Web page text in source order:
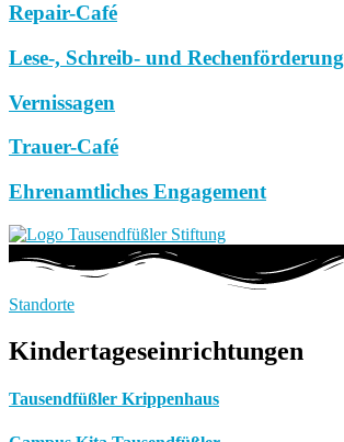
Repair-Café
Lese-, Schreib- und Rechenförderung
Vernissagen
Trauer-Café
Ehrenamtliches Engagement
Standorte
Kindertageseinrichtungen
Tausendfüßler Krippenhaus